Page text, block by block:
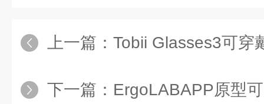
上一篇： Tobii Glasses3可穿
下一篇： ErgoLABAPP原型